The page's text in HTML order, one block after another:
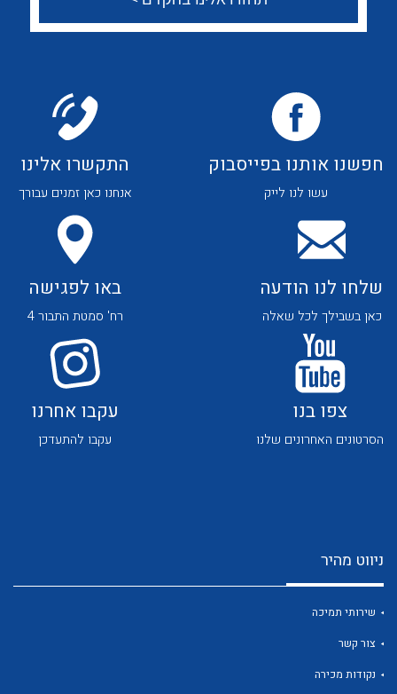
חפשנו אותנו בפייסבוק
עשו לנו לייק
התקשרו אלינו
אנחנו כאן זמנים עבורך
שלחו לנו הודעה
כאן בשבילך לכל שאלה
באו לפגישה
רח' סמטת התבור 4
צפו בנו
הסרטונים האחרונים שלנו
עקבו אחרנו
עקבו להתעדכן
ניווט מהיר
שירותי תמיכה
צור קשר
נקודות מכירה